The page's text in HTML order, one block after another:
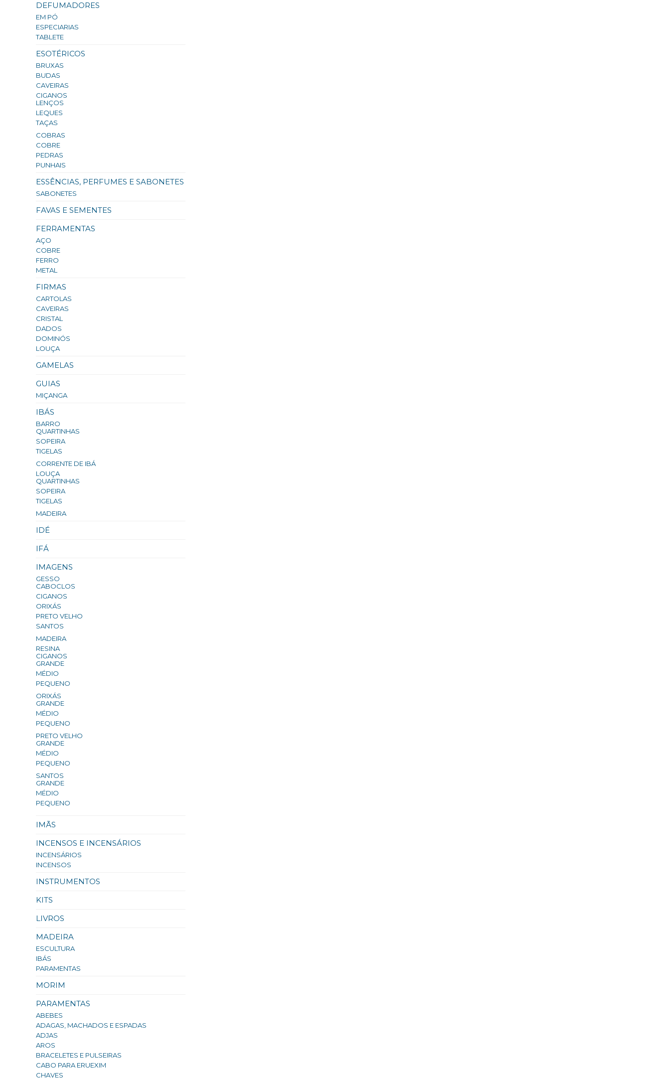
DEFUMADORES
EM PÓ
ESPECIARIAS
TABLETE
ESOTÉRICOS
BRUXAS
BUDAS
CAVEIRAS
CIGANOS
LENÇOS
LEQUES
TAÇAS
COBRAS
COBRE
PEDRAS
PUNHAIS
ESSÊNCIAS, PERFUMES E SABONETES
SABONETES
FAVAS E SEMENTES
FERRAMENTAS
AÇO
COBRE
FERRO
METAL
FIRMAS
CARTOLAS
CAVEIRAS
CRISTAL
DADOS
DOMINÓS
LOUÇA
GAMELAS
GUIAS
MIÇANGA
IBÁS
BARRO
QUARTINHAS
SOPEIRA
TIGELAS
CORRENTE DE IBÁ
LOUÇA
QUARTINHAS
SOPEIRA
TIGELAS
MADEIRA
IDÉ
IFÁ
IMAGENS
GESSO
CABOCLOS
CIGANOS
ORIXÁS
PRETO VELHO
SANTOS
MADEIRA
RESINA
CIGANOS
GRANDE
MÉDIO
PEQUENO
ORIXÁS
GRANDE
MÉDIO
PEQUENO
PRETO VELHO
GRANDE
MÉDIO
PEQUENO
SANTOS
GRANDE
MÉDIO
PEQUENO
IMÃS
INCENSOS E INCENSÁRIOS
INCENSÁRIOS
INCENSOS
INSTRUMENTOS
KITS
LIVROS
MADEIRA
ESCULTURA
IBÁS
PARAMENTAS
MORIM
PARAMENTAS
ABEBES
ADAGAS, MACHADOS E ESPADAS
ADJAS
AROS
BRACELETES E PULSEIRAS
CABO PARA ERUEXIM
CHAVES